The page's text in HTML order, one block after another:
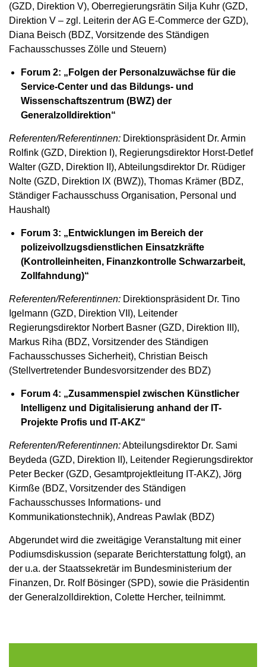
(GZD, Direktion V), Oberregierungsrätin Silja Kuhr (GZD,
Direktion V – zgl. Leiterin der AG E-Commerce der GZD),
Diana Beisch (BDZ, Vorsitzende des Ständigen
Fachausschusses Zölle und Steuern)
Forum 2: „Folgen der Personalzuwächse für die
Service-Center und das Bildungs- und
Wissenschaftszentrum (BWZ) der
Generalzolldirektion“
Referenten/Referentinnen: Direktionspräsident Dr. Armin
Rolfink (GZD, Direktion I), Regierungsdirektor Horst-Detlef
Walter (GZD, Direktion II), Abteilungsdirektor Dr. Rüdiger
Nolte (GZD, Direktion IX (BWZ)), Thomas Krämer (BDZ,
Ständiger Fachausschuss Organisation, Personal und
Haushalt)
Forum 3: „Entwicklungen im Bereich der
polizeivollzugsdienstlichen Einsatzkräfte
(Kontrolleinheiten, Finanzkontrolle Schwarzarbeit,
Zollfahndung)“
Referenten/Referentinnen: Direktionspräsident Dr. Tino
Igelmann (GZD, Direktion VII), Leitender
Regierungsdirektor Norbert Basner (GZD, Direktion III),
Markus Riha (BDZ, Vorsitzender des Ständigen
Fachausschusses Sicherheit), Christian Beisch
(Stellvertretender Bundesvorsitzender des BDZ)
Forum 4: „Zusammenspiel zwischen Künstlicher
Intelligenz und Digitalisierung anhand der IT-
Projekte Profis und IT-AKZ“
Referenten/Referentinnen:Abteilungsdirektor Dr. Sami
Beydeda (GZD, Direktion II), Leitender Regierungsdirektor
Peter Becker (GZD, Gesamtprojektleitung IT-AKZ), Jörg
Kirmße (BDZ, Vorsitzender des Ständigen
Fachausschusses Informations- und
Kommunikationstechnik), Andreas Pawlak (BDZ)
Abgerundet wird die zweitägige Veranstaltung mit einer
Podiumsdiskussion (separate Berichterstattung folgt), an
der u.a. der Staatssekretär im Bundesministerium der
Finanzen, Dr. Rolf Bösinger (SPD), sowie die Präsidentin
der Generalzolldirektion, Colette Hercher, teilnimmt.